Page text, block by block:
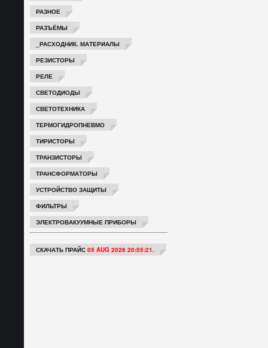
РАЗНОЕ
РАЗЪЁМЫ
_РАСХОДНИК. МАТЕРИАЛЫ
РЕЗИСТОРЫ
РЕЛЕ
СВЕТОДИОДЫ
СВЕТОТЕХНИКА
ТЕРМОГИДРОПНЕВМО
ТИРИСТОРЫ
ТРАНЗИСТОРЫ
ТРАНСФОРМАТОРЫ
УСТРОЙСТВО ЗАЩИТЫ
ФИЛЬТРЫ
ЭЛЕКТРОВАКУУМНЫЕ ПРИБОРЫ
СКАЧАТЬ ПРАЙС 05 AUG 2026 20:55:21.